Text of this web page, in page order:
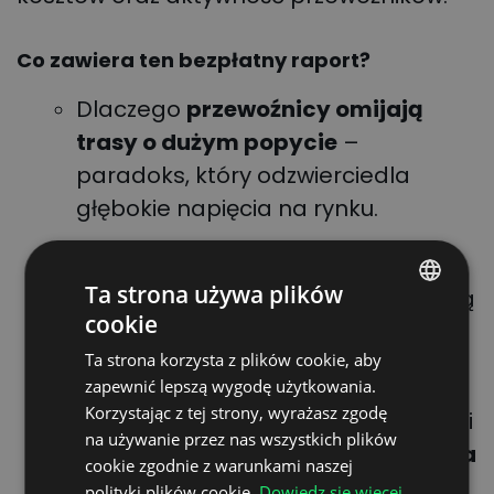
Co zawiera ten bezpłatny raport?
Dlaczego przewoźnicy omijają
trasy o dużym popycie –
paradoks, który odzwierciedla
głębokie napięcia na rynku.
W jaki sposób ceny paliw, inflacja i
niepewność gospodarcza wpływają
zarówno na
trasy stałe.
Które kraje wykazują oznaki ożywienia i
dlaczego to właśnieHiszpaniai
Polska
ENGLISH
GERMAN
UKRAINIAN
Ta strona używa plików
cookie
Ta strona korzysta z plików cookie, aby
zapewnić lepszą wygodę użytkowania.
Korzystając z tej strony, wyrażasz zgodę
na używanie przez nas wszystkich plików
cookie zgodnie z warunkami naszej